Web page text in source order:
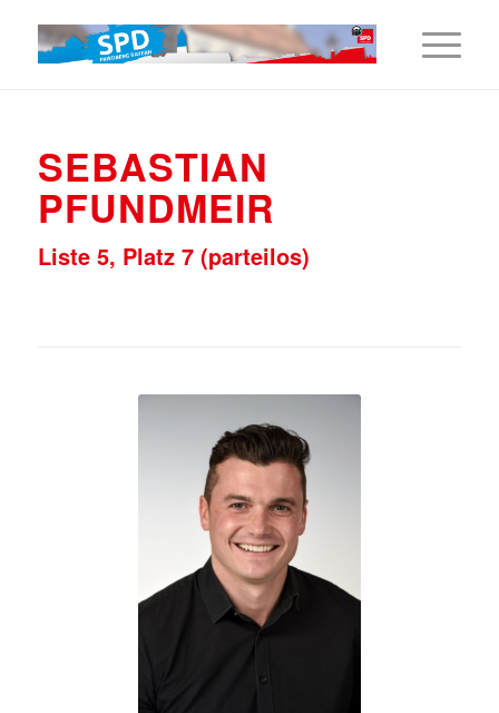
SEBASTIAN
PFUNDMEIR
Liste 5, Platz 7 (parteilos)